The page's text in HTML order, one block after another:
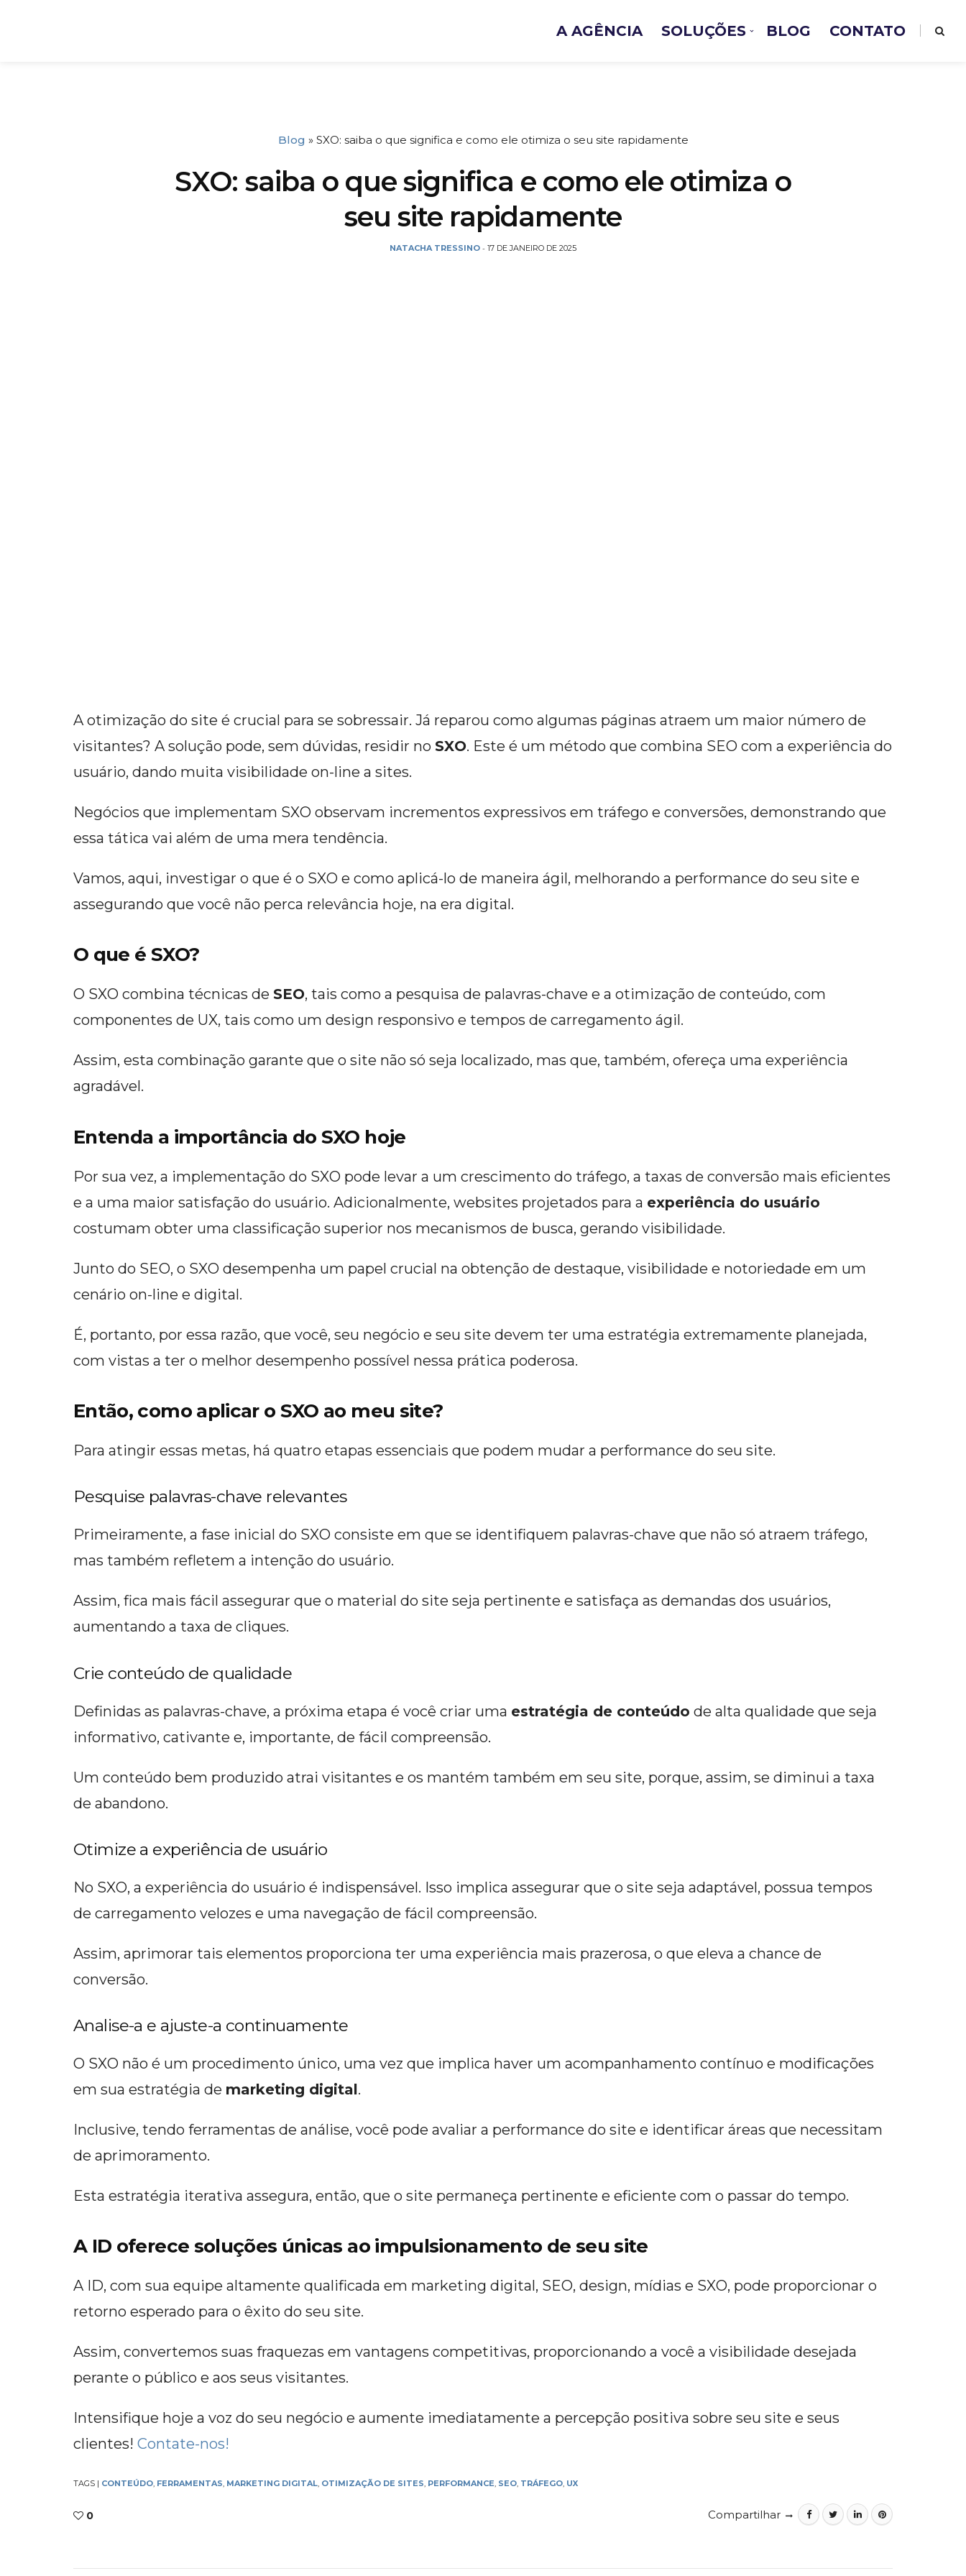
A AGÊNCIA SOLUÇÕES BLOG CONTATO
Blog » SXO: saiba o que significa e como ele otimiza o seu site rapidamente
SXO: saiba o que significa e como ele otimiza o
seu site rapidamente
NATACHA TRESSINO - 17 DE JANEIRO DE 2025
A otimização do site é crucial para se sobressair. Já reparou como algumas páginas atraem um maior número de
visitantes? A solução pode, sem dúvidas, residir no SXO. Este é um método que combina SEO com a experiência do
usuário, dando muita visibilidade on-line a sites.
Negócios que implementam SXO observam incrementos expressivos em tráfego e conversões, demonstrando que
essa tática vai além de uma mera tendência.
Vamos, aqui, investigar o que é o SXO e como aplicá-lo de maneira ágil, melhorando a performance do seu site e
assegurando que você não perca relevância hoje, na era digital.
O que é SXO?
O SXO combina técnicas de SEO, tais como a pesquisa de palavras-chave e a otimização de conteúdo, com
componentes de UX, tais como um design responsivo e tempos de carregamento ágil.
Assim, esta combinação garante que o site não só seja localizado, mas que, também, ofereça uma experiência
agradável.
Entenda a importância do SXO hoje
Por sua vez, a implementação do SXO pode levar a um crescimento do tráfego, a taxas de conversão mais eficientes
e a uma maior satisfação do usuário. Adicionalmente, websites projetados para a experiência do usuário
costumam obter uma classificação superior nos mecanismos de busca, gerando visibilidade.
Junto do SEO, o SXO desempenha um papel crucial na obtenção de destaque, visibilidade e notoriedade em um
cenário on-line e digital.
É, portanto, por essa razão, que você, seu negócio e seu site devem ter uma estratégia extremamente planejada,
com vistas a ter o melhor desempenho possível nessa prática poderosa.
Então, como aplicar o SXO ao meu site?
Para atingir essas metas, há quatro etapas essenciais que podem mudar a performance do seu site.
Pesquise palavras-chave relevantes
Primeiramente, a fase inicial do SXO consiste em que se identifiquem palavras-chave que não só atraem tráfego,
mas também refletem a intenção do usuário.
Assim, fica mais fácil assegurar que o material do site seja pertinente e satisfaça as demandas dos usuários,
aumentando a taxa de cliques.
Crie conteúdo de qualidade
Definidas as palavras-chave, a próxima etapa é você criar uma estratégia de conteúdo de alta qualidade que seja
informativo, cativante e, importante, de fácil compreensão.
Um conteúdo bem produzido atrai visitantes e os mantém também em seu site, porque, assim, se diminui a taxa
de abandono.
Otimize a experiência de usuário
No SXO, a experiência do usuário é indispensável. Isso implica assegurar que o site seja adaptável, possua tempos
de carregamento velozes e uma navegação de fácil compreensão.
Assim, aprimorar tais elementos proporciona ter uma experiência mais prazerosa, o que eleva a chance de
conversão.
Analise-a e ajuste-a continuamente
O SXO não é um procedimento único, uma vez que implica haver um acompanhamento contínuo e modificações
em sua estratégia de marketing digital.
Inclusive, tendo ferramentas de análise, você pode avaliar a performance do site e identificar áreas que necessitam
de aprimoramento.
Esta estratégia iterativa assegura, então, que o site permaneça pertinente e eficiente com o passar do tempo.
A ID oferece soluções únicas ao impulsionamento de seu site
A ID, com sua equipe altamente qualificada em marketing digital, SEO, design, mídias e SXO, pode proporcionar o
retorno esperado para o êxito do seu site.
Assim, convertemos suas fraquezas em vantagens competitivas, proporcionando a você a visibilidade desejada
perante o público e aos seus visitantes.
Intensifique hoje a voz do seu negócio e aumente imediatamente a percepção positiva sobre seu site e seus
clientes! Contate-nos!
TAGS | CONTEÚDO, FERRAMENTAS, MARKETING DIGITAL, OTIMIZAÇÃO DE SITES, PERFORMANCE, SEO, TRÁFEGO, UX
0 Compartilhar